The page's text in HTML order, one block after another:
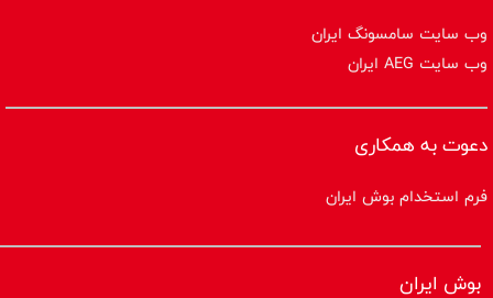
وب سایت سامسونگ ایران
وب سایت AEG ایران
دعوت به همکاری
فرم استخدام بوش ایران
بوش ایران